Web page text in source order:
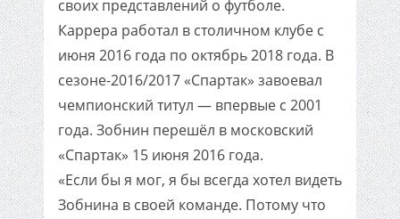
своих представлений о футболе.
Каррера работал в столичном клубе с
июня 2016 года по октябрь 2018 года. В
сезоне-2016/2017 «Спартак» завоевал
чемпионский титул — впервые с 2001
года. Зобнин перешёл в московский
«Спартак» 15 июня 2016 года.
«Если бы я мог, я бы всегда хотел видеть
Зобнина в своей команде. Потому что